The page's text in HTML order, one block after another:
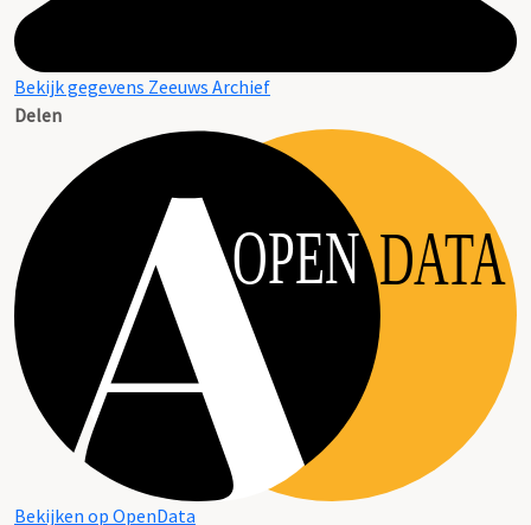
Bekijk gegevens Zeeuws Archief
Delen
OPEN DATA
Bekijken op OpenData